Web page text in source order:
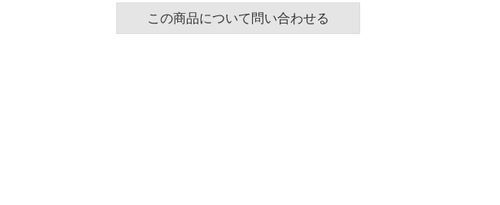
この商品について問い合わせる